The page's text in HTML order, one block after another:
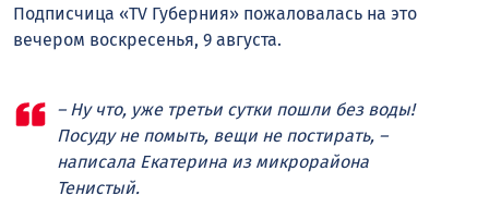
Подписчица «TV Губерния» пожаловалась на это
вечером воскресенья, 9 августа.
– Ну что, уже третьи сутки пошли без воды!
Посуду не помыть, вещи не постирать, –
написала Екатерина из микрорайона
Тенистый.